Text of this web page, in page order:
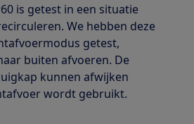
is getest in een situatie
We hebben deze
getest,
buiten afvoeren. De
kunnen afwijken
wordt gebruikt.